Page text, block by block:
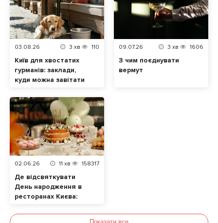
03.08.26 3 хв 110
Київ для хвостатих
гурманів: заклади,
куди можна завітати
улюбленцем
09.07.26 3 хв 1606
З чим поєднувати
вермут
02.06.26 11 хв 158317
Де відсвяткувати
День народження в
ресторанах Києва: